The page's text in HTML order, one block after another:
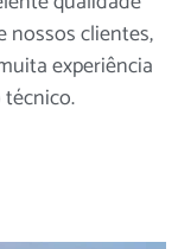
nossos clientes,
experiência